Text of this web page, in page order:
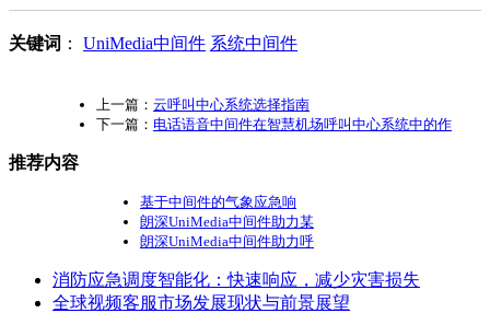
关键词 ： UniMedia中间件 系统中间件
上一篇： 云呼叫中心系统选择指南
下一篇： 电话语音中间件在智慧机场呼叫中心系统中的作
推荐内容
基于中间件的气象应急响
朗深UniMedia中间件助力某
朗深UniMedia中间件助力呼
消防应急调度智能化：快速响应，减少灾害损失
全球视频客服市场发展现状与前景展望